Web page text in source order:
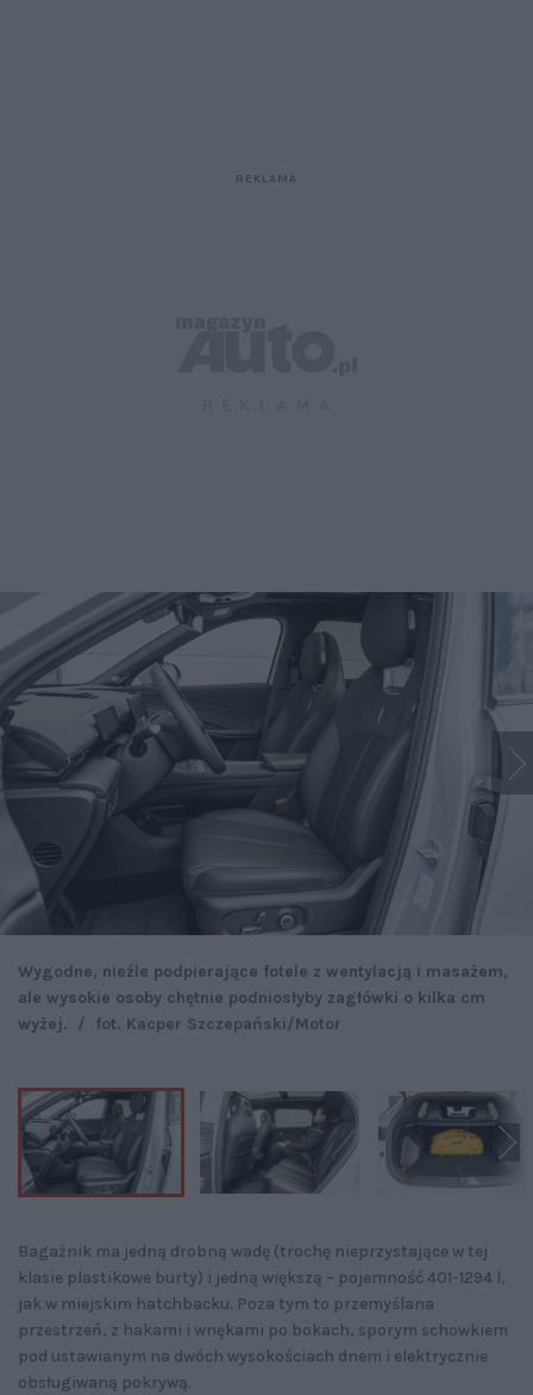
Wygodne, nieźle podpierające fotele z wentylacją i masażem,
ale wysokie osoby chętnie podniosłyby zagłówki o kilka cm
wyżej. / fot. Kacper Szczepański/Motor
Bagażnik ma jedną drobną wadę (trochę nieprzystające w tej
klasie plastikowe burty) i jedną większą – pojemność 401-1294 l,
jak w miejskim hatchbacku. Poza tym to przemyślana
przestrzeń, z hakami i wnękami po bokach, sporym schowkiem
pod ustawianym na dwóch wysokościach dnem i elektrycznie
obsługiwaną pokrywą.